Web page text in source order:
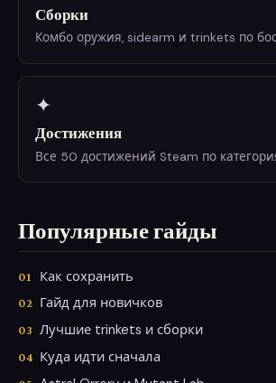
Сборки
Комбо оружия, sidearm и trinkets по
✦
Достижения
Все 50 достижений Steam по
Популярные гайды
Как сохранить
Гайд для новичков
Лучшие trinkets и сборки
Куда идти сначала